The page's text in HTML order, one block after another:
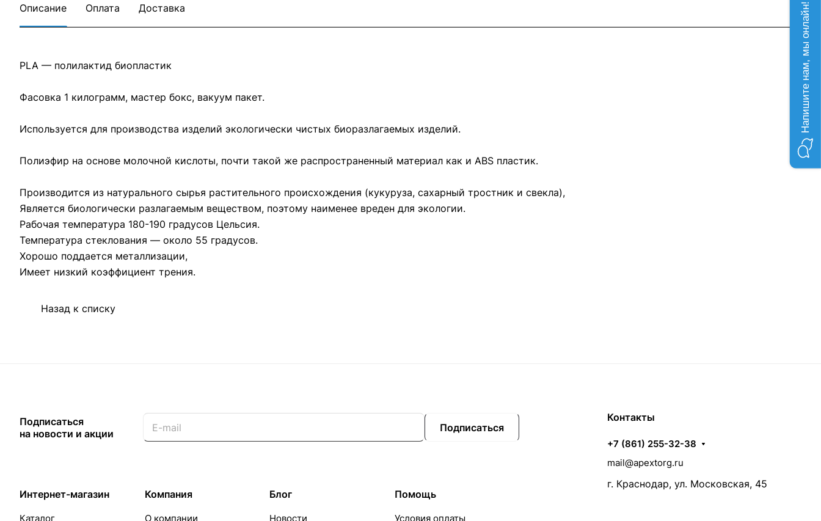
Описание Оплата Доставка
PLA — полилактид биопластик
Фасовка 1 килограмм, мастер бокс, вакуум пакет.
Используется для производства изделий экологически чистых биоразлагаемых изделий.
Полиэфир на основе молочной кислоты, почти такой же распространенный материал как и ABS пластик.
Производится из натурального сырья растительного происхождения (кукуруза, сахарный тростник и свекла),
Является биологически разлагаемым веществом, поэтому наименее вреден для экологии.
Рабочая температура 180-190 градусов Цельсия.
Температура стеклования — около 55 градусов.
Хорошо поддается металлизации,
Имеет низкий коэффициент трения.
Назад к списку
Подписаться
на новости и акции
Подписаться
Интернет-магазин
Каталог
Компания
О компании
Блог
Новости
Помощь
Условия оплаты
Контакты
+7 (861) 255-32-38
mail@apextorg.ru
г. Краснодар, ул. Московская, 45
Напишите нам, мы онлайн!